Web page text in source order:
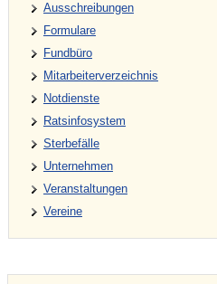
Ausschreibungen
Formulare
Fundbüro
Mitarbeiterverzeichnis
Notdienste
Ratsinfosystem
Sterbefälle
Unternehmen
Veranstaltungen
Vereine